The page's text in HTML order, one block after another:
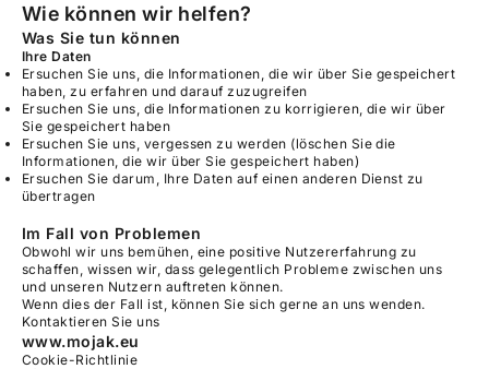
Wie können wir helfen?
Was Sie tun können
Ihre Daten
Ersuchen Sie uns, die Informationen, die wir über Sie gespeichert
haben, zu erfahren und darauf zuzugreifen
Ersuchen Sie uns, die Informationen zu korrigieren, die wir über
Sie gespeichert haben
Ersuchen Sie uns, vergessen zu werden (löschen Sie die
Informationen, die wir über Sie gespeichert haben)
Ersuchen Sie darum, Ihre Daten auf einen anderen Dienst zu
übertragen
Im Fall von Problemen
Obwohl wir uns bemühen, eine positive Nutzererfahrung zu
schaffen, wissen wir, dass gelegentlich Probleme zwischen uns
und unseren Nutzern auftreten können.
Wenn dies der Fall ist, können Sie sich gerne an uns wenden.
Kontaktieren Sie uns
Footer
www.mojak.eu
Cookie-Richtlinie